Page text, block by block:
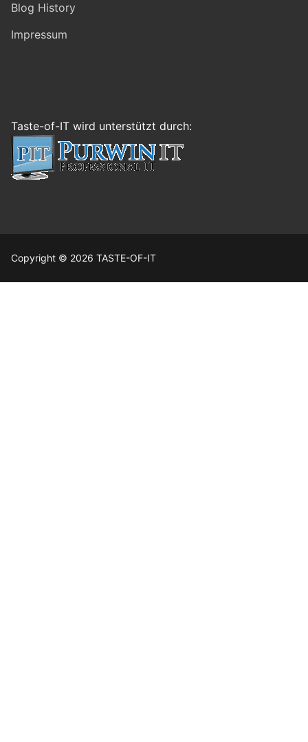
Blog History
Impressum
Taste-of-IT wird unterstützt durch:
Copyright © 2026 TASTE-OF-IT